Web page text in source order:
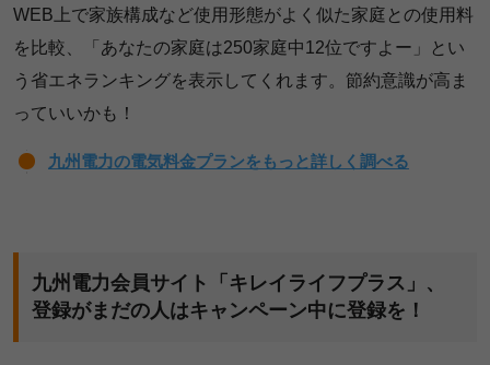
WEB上で家族構成など使用形態がよく似た家庭との使用料
を比較、「あなたの家庭は250家庭中12位ですよー」とい
う省エネランキングを表示してくれます。節約意識が高ま
っていいかも！
九州電力の電気料金プランをもっと詳しく調べる
九州電力会員サイト「キレイライフプラス」、
登録がまだの人はキャンペーン中に登録を！